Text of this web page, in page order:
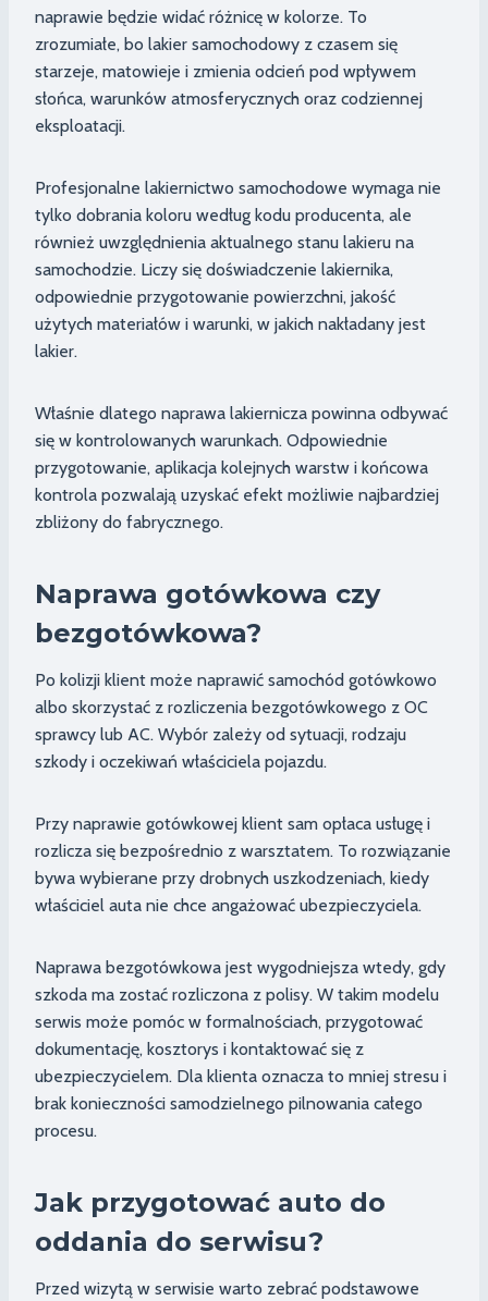
naprawie będzie widać różnicę w kolorze. To
zrozumiałe, bo lakier samochodowy z czasem się
starzeje, matowieje i zmienia odcień pod wpływem
słońca, warunków atmosferycznych oraz codziennej
eksploatacji.
Profesjonalne lakiernictwo samochodowe wymaga nie
tylko dobrania koloru według kodu producenta, ale
również uwzględnienia aktualnego stanu lakieru na
samochodzie. Liczy się doświadczenie lakiernika,
odpowiednie przygotowanie powierzchni, jakość
użytych materiałów i warunki, w jakich nakładany jest
lakier.
Właśnie dlatego naprawa lakiernicza powinna odbywać
się w kontrolowanych warunkach. Odpowiednie
przygotowanie, aplikacja kolejnych warstw i końcowa
kontrola pozwalają uzyskać efekt możliwie najbardziej
zbliżony do fabrycznego.
Naprawa gotówkowa czy
bezgotówkowa?
Po kolizji klient może naprawić samochód gotówkowo
albo skorzystać z rozliczenia bezgotówkowego z OC
sprawcy lub AC. Wybór zależy od sytuacji, rodzaju
szkody i oczekiwań właściciela pojazdu.
Przy naprawie gotówkowej klient sam opłaca usługę i
rozlicza się bezpośrednio z warsztatem. To rozwiązanie
bywa wybierane przy drobnych uszkodzeniach, kiedy
właściciel auta nie chce angażować ubezpieczyciela.
Naprawa bezgotówkowa jest wygodniejsza wtedy, gdy
szkoda ma zostać rozliczona z polisy. W takim modelu
serwis może pomóc w formalnościach, przygotować
dokumentację, kosztorys i kontaktować się z
ubezpieczycielem. Dla klienta oznacza to mniej stresu i
brak konieczności samodzielnego pilnowania całego
procesu.
Jak przygotować auto do
oddania do serwisu?
Przed wizytą w serwisie warto zebrać podstawowe